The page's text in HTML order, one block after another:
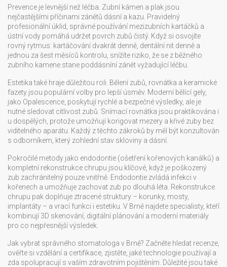
Prevence je levnější než léčba. Zubní kámen a plak jsou
nejčastějšími příčinami zánětů dásní a kazu. Pravidelný
profesionální úklid, správné používání mezizubních kartáčků a
ústní vody pomáhá udržet povrch zubů čistý. Když si osvojíte
rovný rytmus: kartáčování dvakrát denně, dentální nit denně a
jednou za šest měsíců kontrolu, snížíte riziko, že se z běžného
zubního kamene stane poddásníní zánět vyžadující léčbu.
Estetika také hraje důležitou roli. Bělení zubů, rovnátka a keramické
fazety jsou populární volby pro lepší úsměv. Moderní bělící gely,
jako Opalescence, poskytují rychlé a bezpečné výsledky, ale je
nutné sledovat citlivost zubů. Snímací rovnátka jsou praktikována i
u dospělých, protože umožňují korigovat mezery a křivé zuby bez
viditelného aparátu. Každý z těchto zákroků by měl být konzultován
s odborníkem, který zohlední stav skloviny a dásní.
Pokročilé metody jako endodontie (ošetření kořenových kanálků) a
kompletní rekonstrukce chrupu jsou klíčové, když je poškozený
zub zachránitelný pouze vnitřně. Endodontie zvládá infekci v
kořenech a umožňuje zachovat zub po dlouhá léta. Rekonstrukce
chrupu pak doplňuje ztracené struktury – korunky, mosty,
implantáty – a vrací funkci i estetiku. V Brně najdete specialisty, kteří
kombinují 3D skenování, digitální plánování a moderní materiály
pro co nejpřesnější výsledek.
Jak vybrat správného stomatologa v Brně? Začněte hledat recenze,
ověřte si vzdělání a certifikace, zjistěte, jaké technologie používají a
zda spolupracují s vaším zdravotním pojištěním. Důležité jsou také